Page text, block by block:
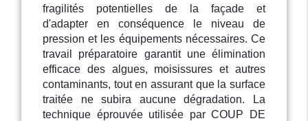
fragilités potentielles de la façade et
d'adapter en conséquence le niveau de
pression et les équipements nécessaires. Ce
travail préparatoire garantit une élimination
efficace des algues, moisissures et autres
contaminants, tout en assurant que la surface
traitée ne subira aucune dégradation. La
technique éprouvée utilisée par COUP DE